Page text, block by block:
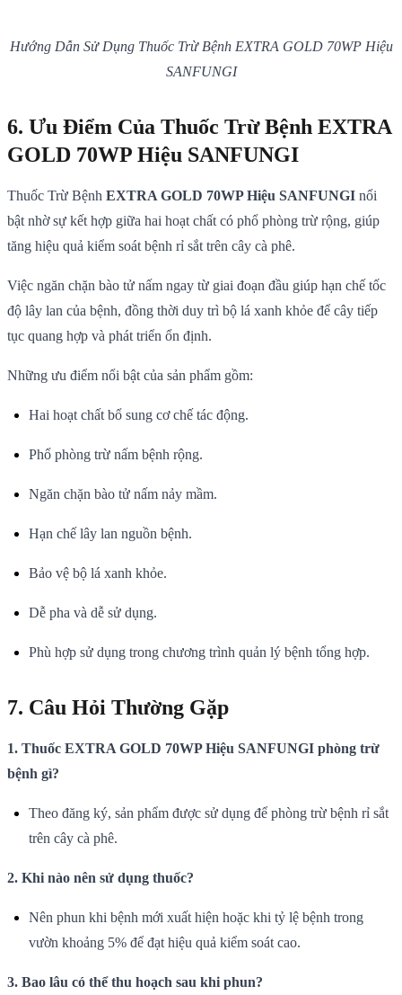
Hướng Dẫn Sử Dụng Thuốc Trừ Bệnh EXTRA GOLD 70WP Hiệu
SANFUNGI
6. Ưu Điểm Của Thuốc Trừ Bệnh EXTRA
GOLD 70WP Hiệu SANFUNGI
Thuốc Trừ Bệnh EXTRA GOLD 70WP Hiệu SANFUNGI nổi
bật nhờ sự kết hợp giữa hai hoạt chất có phổ phòng trừ rộng, giúp
tăng hiệu quả kiểm soát bệnh rỉ sắt trên cây cà phê.
Việc ngăn chặn bào tử nấm ngay từ giai đoạn đầu giúp hạn chế tốc
độ lây lan của bệnh, đồng thời duy trì bộ lá xanh khỏe để cây tiếp
tục quang hợp và phát triển ổn định.
Những ưu điểm nổi bật của sản phẩm gồm:
Hai hoạt chất bổ sung cơ chế tác động.
Phổ phòng trừ nấm bệnh rộng.
Ngăn chặn bào tử nấm nảy mầm.
Hạn chế lây lan nguồn bệnh.
Bảo vệ bộ lá xanh khỏe.
Dễ pha và dễ sử dụng.
Phù hợp sử dụng trong chương trình quản lý bệnh tổng hợp.
7. Câu Hỏi Thường Gặp
1. Thuốc EXTRA GOLD 70WP Hiệu SANFUNGI phòng trừ
bệnh gì?
Theo đăng ký, sản phẩm được sử dụng để phòng trừ bệnh rỉ sắt
trên cây cà phê.
2. Khi nào nên sử dụng thuốc?
Nên phun khi bệnh mới xuất hiện hoặc khi tỷ lệ bệnh trong
vườn khoảng 5% để đạt hiệu quả kiểm soát cao.
3. Bao lâu có thể thu hoạch sau khi phun?